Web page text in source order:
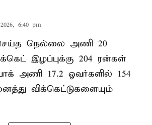
6:40 pm
நெல்லை அணி 20
இழப்புக்கு 204 ரன்கள்
அணி 17.2 ஓவர்களில் 154
விக்கெட்டுகளையும்